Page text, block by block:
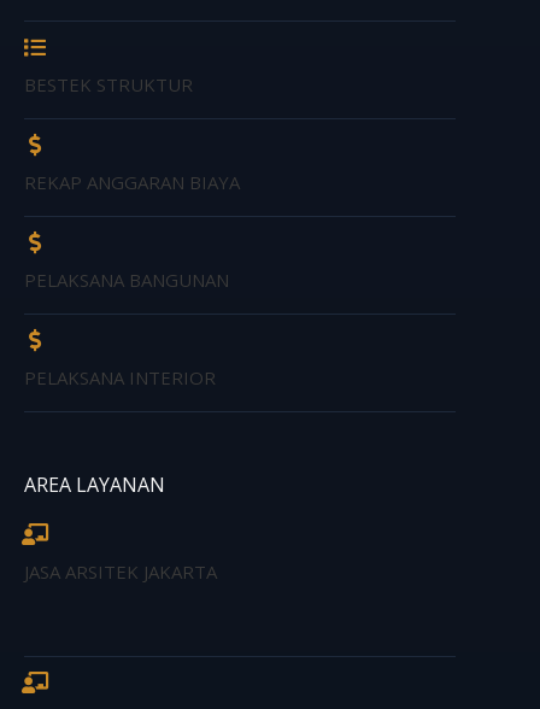
BESTEK STRUKTUR
REKAP ANGGARAN BIAYA
PELAKSANA BANGUNAN
PELAKSANA INTERIOR
AREA LAYANAN
JASA ARSITEK JAKARTA